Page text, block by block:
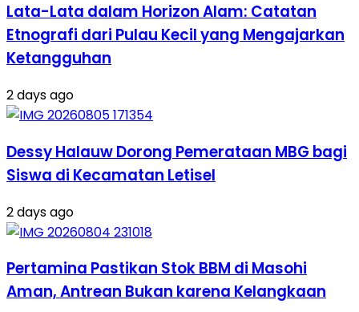
Lata-Lata dalam Horizon Alam: Catatan
Etnografi dari Pulau Kecil yang Mengajarkan
Ketangguhan
2 days ago
Dessy Halauw Dorong Pemerataan MBG bagi
Siswa di Kecamatan Letisel
2 days ago
Pertamina Pastikan Stok BBM di Masohi
Aman, Antrean Bukan karena Kelangkaan